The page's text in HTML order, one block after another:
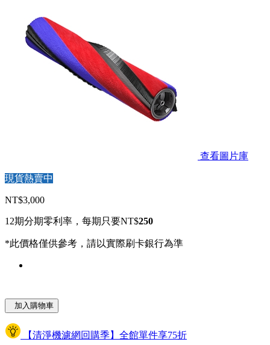
查看圖片庫
現貨熱賣中
NT$3,000
12期分期零利率，每期只要NT$250
*此價格僅供參考，請以實際刷卡銀行為準
加入購物車
【清淨機濾網回購季】全館單件享75折